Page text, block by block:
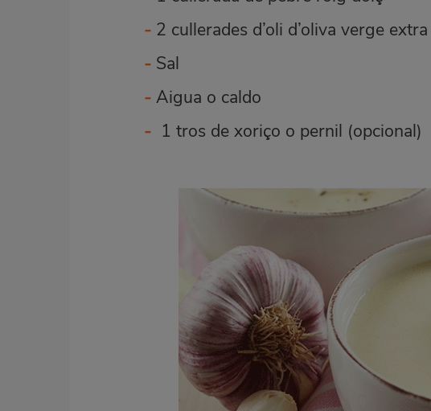
- 2 cullerades d’oli d’oliva verge extra
- Sal
- Aigua o caldo
- 1 tros de xoriço o pernil (opcional)